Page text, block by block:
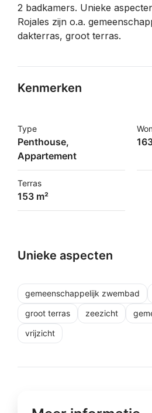
2 badkamers. Unieke
Rojales zijn o.a.
dakterras, groot terras.
Kenmerken
Type
Penthouse,
Appartement
Terras
153 m²
Unieke aspecten
gemeenschappelijk zwembad
groot terras
zeezicht
vrijzicht